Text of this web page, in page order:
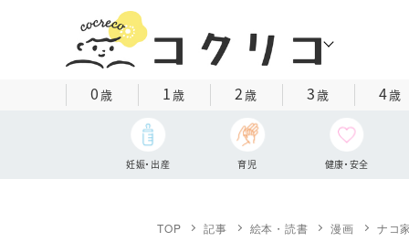
0歳 1歳 2歳 3歳 4歳
妊娠・出産 育児 健康・安全
TOP 記事 絵本・読書 漫画 ナコ